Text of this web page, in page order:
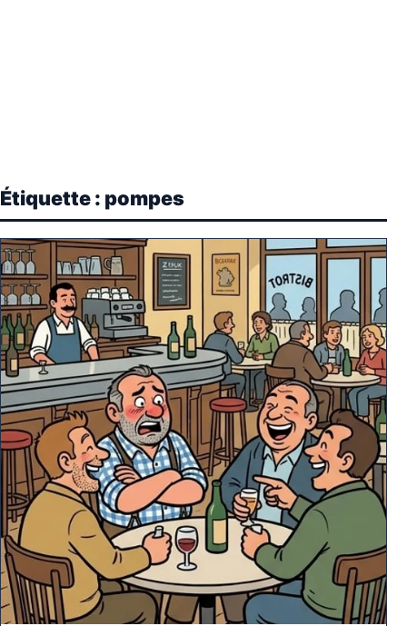
Étiquette : pompes